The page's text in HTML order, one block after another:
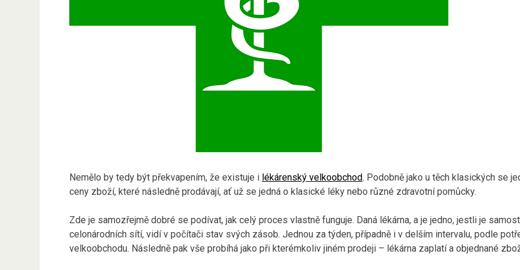
Nemělo by tedy být překvapením, že existuje i lékárenský velkoobchod. Podobně jako u těch klasických se
ceny zboží, které následně prodávají, ať už se jedná o klasické léky nebo různé zdravotní pomůcky.
Zde je samozřejmě dobré se podívat, jak celý proces vlastně funguje. Daná lékárna, a je jedno, jestli je
celonárodních sítí, vidí v počítači stav svých zásob. Jednou za týden, případně i v delším intervalu, podle
velkoobchodu. Následně pak vše probíhá jako při kterémkoliv jiném prodeji – lékárna zaplatí a objednané